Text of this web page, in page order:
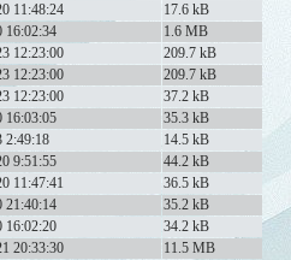
11:48:24
17.6 kB
16:02:34
1.6 MB
12:23:00
209.7 kB
12:23:00
209.7 kB
12:23:00
37.2 kB
16:03:05
35.3 kB
2:49:18
14.5 kB
9:51:55
44.2 kB
11:47:41
36.5 kB
21:40:14
35.2 kB
16:02:20
34.2 kB
20:33:30
11.5 MB